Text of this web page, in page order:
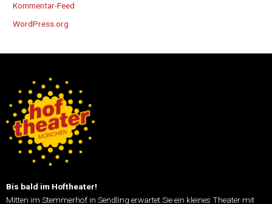
Kommentar-Feed
WordPress.org
Bis bald im Hoftheater!
Mitten im Stemmerhof in Sendling erwartet Sie ein kleines Theater mit